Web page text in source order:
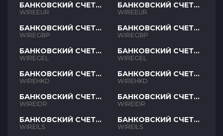
БАНКОВСКИЙ СЧЕТ
EUR
WIREEUR
БАНКОВСКИЙ СЧЕТ
GBP
WIREGBP
БАНКОВСКИЙ СЧЕТ
GEL
WIREGEL
БАНКОВСКИЙ СЧЕТ
HKD
WIREHKD
БАНКОВСКИЙ СЧЕТ
IDR
WIREIDR
БАНКОВСКИЙ СЧЕТ
ILS
WIREILS
БАНКОВСКИЙ СЧЕТ
EUR
WIREEUR
БАНКОВСКИЙ СЧЕТ
GBP
WIREGBP
БАНКОВСКИЙ СЧЕТ
GEL
WIREGEL
БАНКОВСКИЙ СЧЕТ
HKD
WIREHKD
БАНКОВСКИЙ СЧЕТ
IDR
WIREIDR
БАНКОВСКИЙ СЧЕТ
ILS
WIREILS